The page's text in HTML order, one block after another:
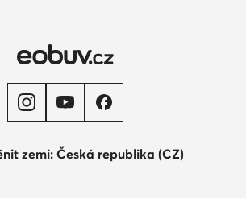
zemi: Česká republika (CZ)